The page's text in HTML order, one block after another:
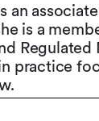
an
is a
Regulated
practice